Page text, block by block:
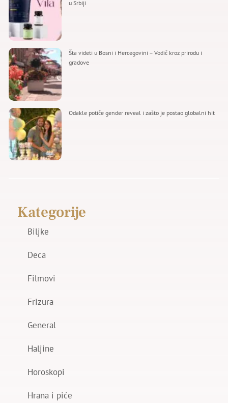
u Srbiji
Šta videti u Bosni i Hercegovini – Vodič kroz prirodu i
gradove
Odakle potiče gender reveal i zašto je postao globalni hit
Kategorije
Biljke
Deca
Filmovi
Frizura
General
Haljine
Horoskopi
Hrana i piće